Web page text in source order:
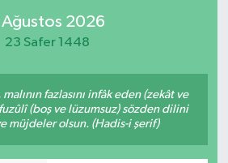
Ağustos 2026
23 Safer 1448
fazlasını infâk eden (zekât ve
fuzûlî (boş ve lüzumsuz) sözden dilini
müjdeler olsun. (Hadis-i şerif)